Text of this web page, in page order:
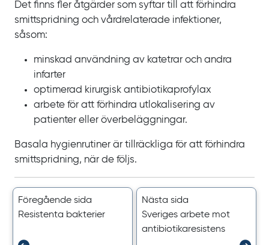
Det finns fler åtgärder som syftar till att förhindra
smittspridning och vårdrelaterade infektioner,
såsom:
minskad användning av katetrar och andra
infarter
optimerad kirurgisk antibiotikaprofylax
arbete för att förhindra utlokalisering av
patienter eller överbeläggningar.
Basala hygienrutiner är tillräckliga för att förhindra
smittspridning, när de följs.
Föregående sida
Resistenta bakterier
Nästa sida
Sveriges arbete mot
antibiotikaresistens